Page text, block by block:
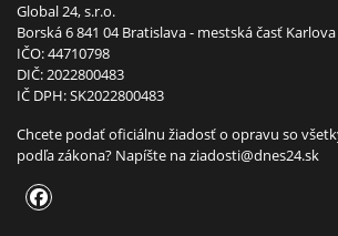
Global 24, s.r.o.
Borská 6 841 04 Bratislava - mestská časť Karlova
IČO: 44710798
DIČ: 2022800483
IČ DPH: SK2022800483
Chcete podať oficiálnu žiadosť o opravu so
podľa zákona? Napíšte naziadosti@dnes24.sk